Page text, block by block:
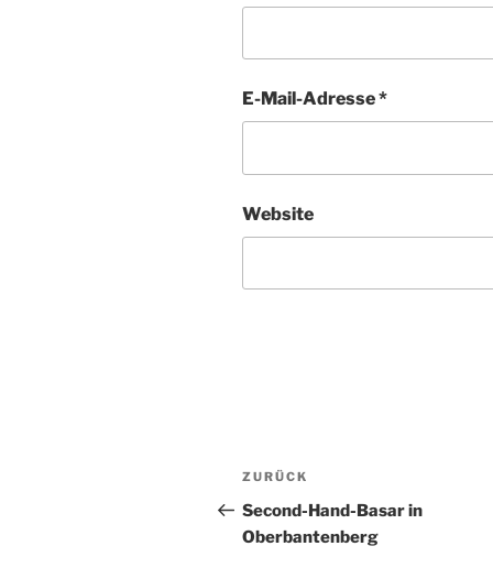
E-Mail-Adresse*
Website
Beitragsnavigation
Vorheriger
Beitrag
ZURÜCK
Second-Hand-Basar in
Oberbantenberg